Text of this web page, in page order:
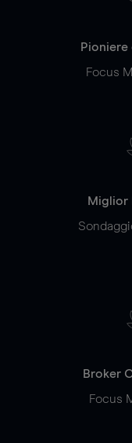
Pioniere
Focus
Miglior
Broker
Focus